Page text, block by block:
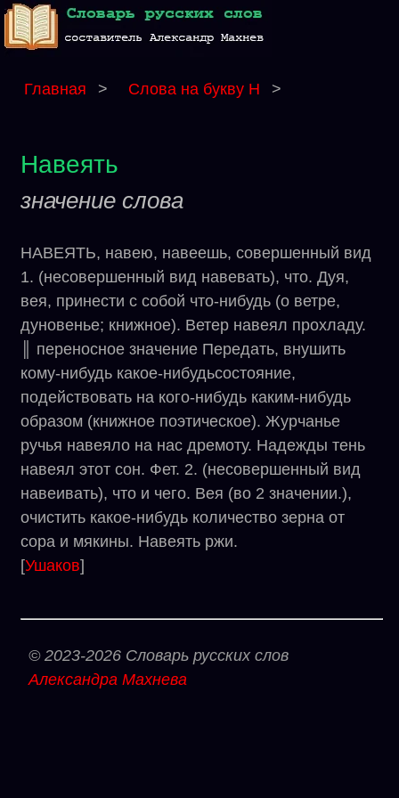
Главная > Слова на букву Н >
Навеять
значение слова
НАВЕЯТЬ, навею, навеешь, совершенный вид
1. (несовершенный вид навевать), что. Дуя,
вея, принести с собой что-нибудь (о ветре,
дуновенье; книжное). Ветер навеял прохладу.
║ переносное значение Передать, внушить
кому-нибудь какое-нибудьсостояние,
подействовать на кого-нибудь каким-нибудь
образом (книжное поэтическое). Журчанье
ручья навеяло на нас дремоту. Надежды тень
навеял этот сон. Фет. 2. (несовершенный вид
навеивать), что и чего. Вея (во 2 значении.),
очистить какое-нибудь количество зерна от
сора и мякины. Навеять ржи.
[Ушаков]
© 2023-2026 Словарь русских слов
Александра Махнева